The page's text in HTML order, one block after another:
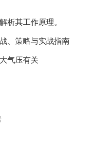
工作原理。
、策略与实战指南
气压有关